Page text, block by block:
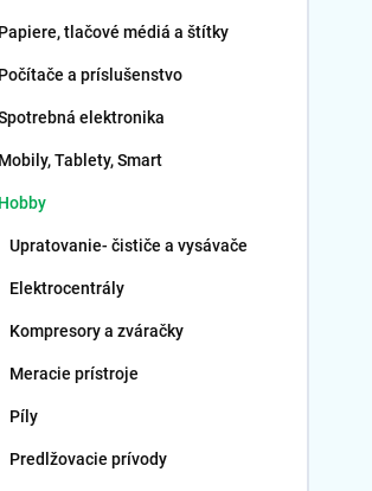
Papiere, tlačové médiá a štítky
Počítače a príslušenstvo
elektronika
Mobily, Tablety, Smart
Hobby
Upratovanie- čističe a vysávače
Elektrocentrály
Kompresory a zváračky
Meracie prístroje
Píly
Predlžovacie prívody